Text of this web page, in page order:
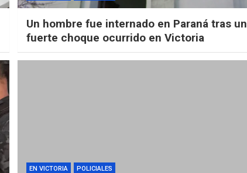
Un hombre fue internado en Paraná tras un
fuerte choque ocurrido en Victoria
EN VICTORIA POLICIALES